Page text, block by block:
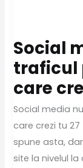
Social
traficul
care
Social media
care crezi tu
spune asta,
site la nivelul la